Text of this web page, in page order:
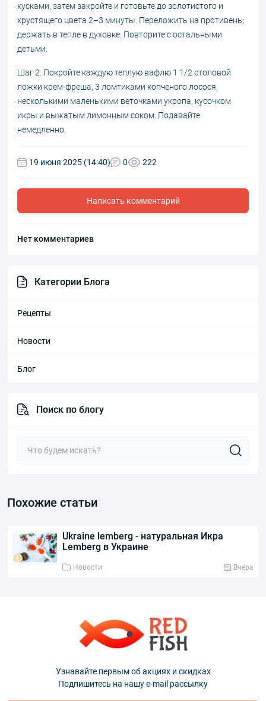
кусками, затем закройте и готовьте до золотистого и
хрустящего цвета 2–3 минуты. Переложить на противень;
держать в тепле в духовке. Повторите с остальными
детьми.
Шаг 2. Покройте каждую теплую вафлю 1 1/2 столовой
ложки крем-фреша, 3 ломтиками копченого лосося,
несколькими маленькими веточками укропа, кусочком
икры и выжатым лимонным соком. Подавайте
немедленно.
19 июня 2025 (14:40) 0 222
Написать комментарий
Нет комментариев
Категории Блога
Рецепты
Новости
Блог
Поиск по блогу
Похожие статьи
Ukraine lemberg - натуральная Икра
Lemberg в Украине
Новости Вчера
Узнавайте первым об акциях и скидках
Подпишитесь на нашу e-mail рассылку